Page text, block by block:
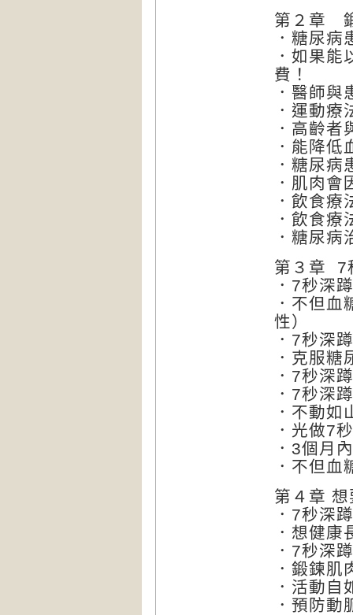
第２章
．糖尿病
．如果
費！
．醫師與
．運動
．高齡者
．能降
．糖尿
．肌肉會
．飲食
．飲食療
．糖尿
第３章 7
．7秒深
．不但
性）
．7秒深
．克服
．7秒深
．7秒深
．不動
．光做7
．3個月
．不但
第４章
．7秒深
．想健康
．7秒深
．鍛鍊
．活動
．預防動